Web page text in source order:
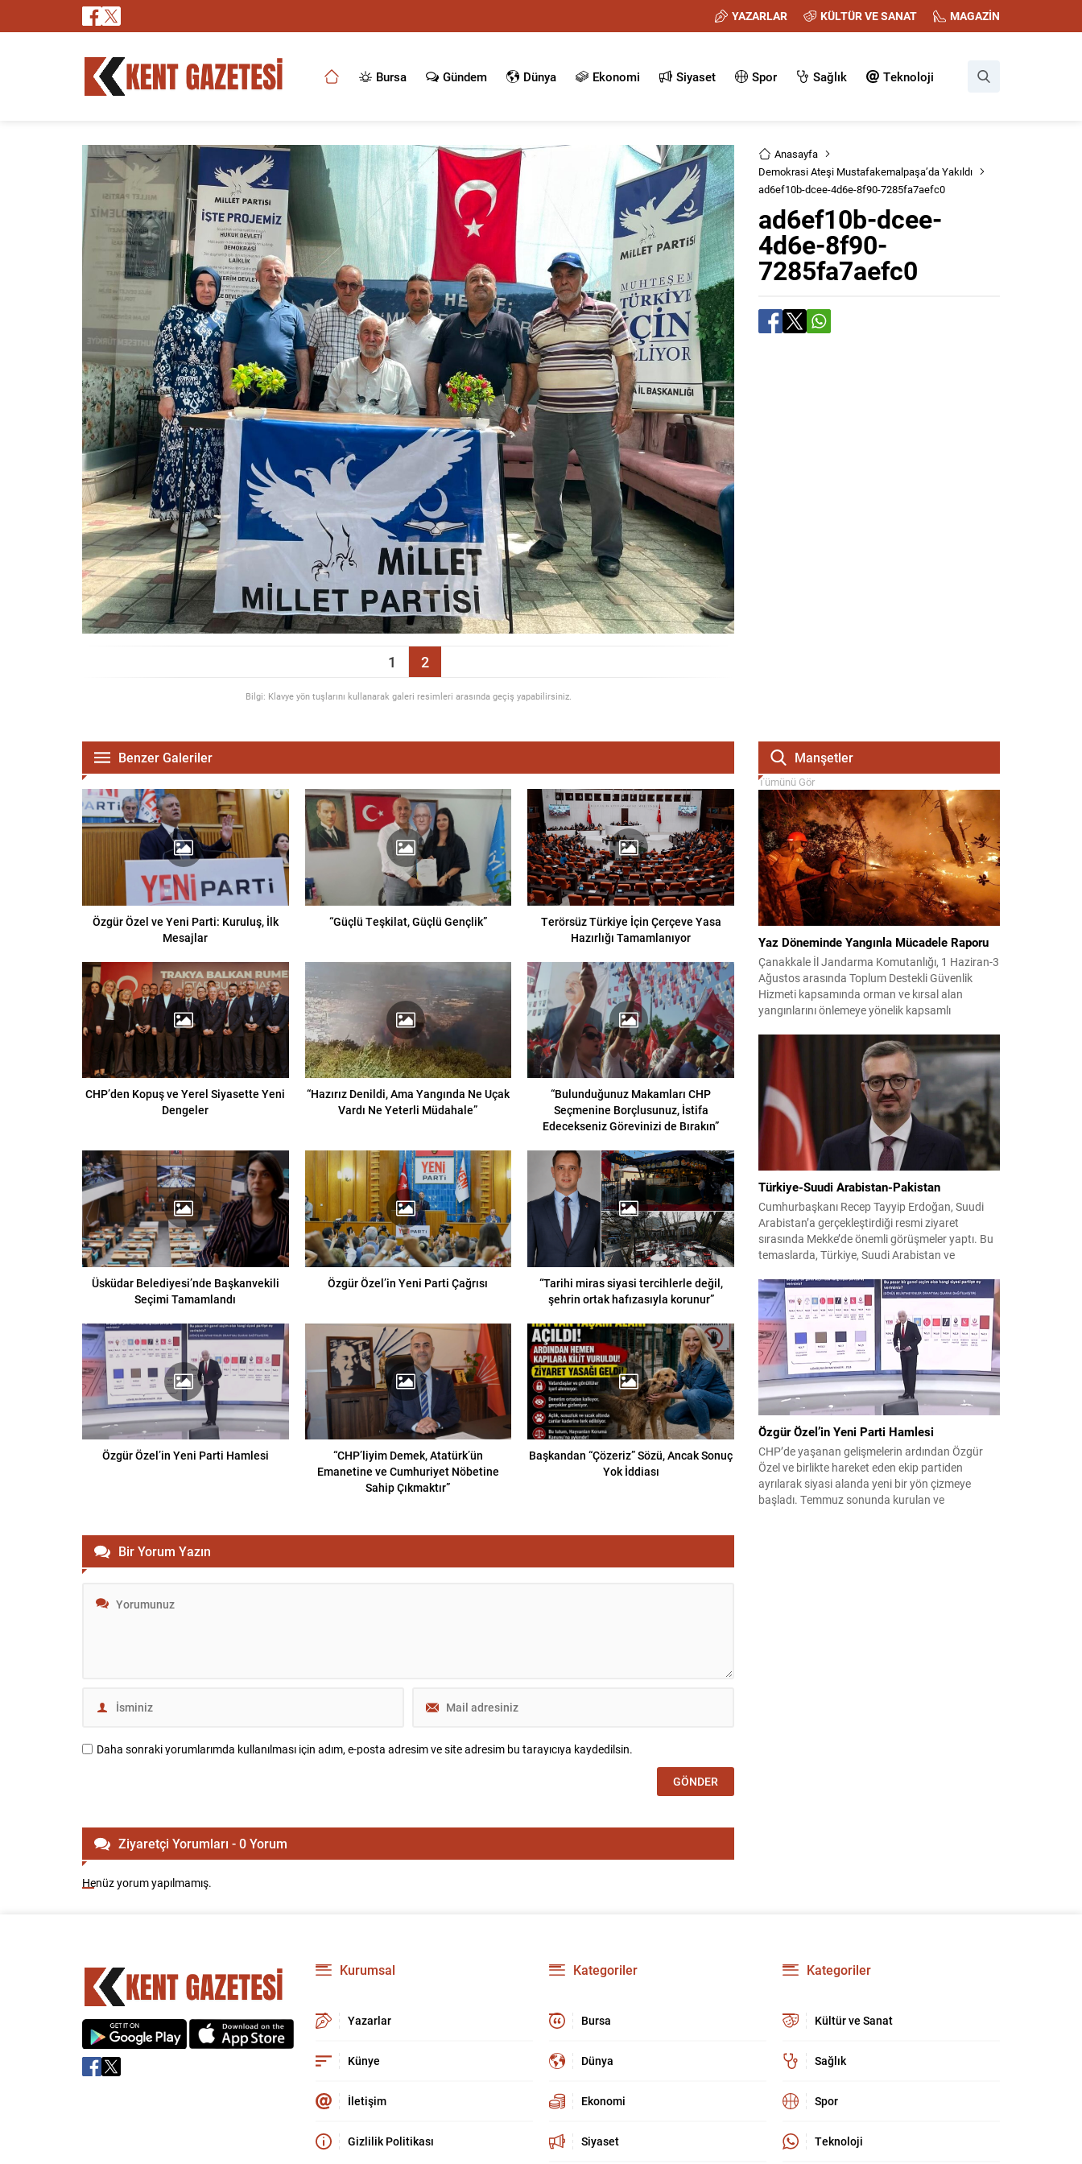
YAZARLAR KÜLTÜR VE SANAT MAGAZİN
Bursa Gündem Dünya Ekonomi Siyaset Spor Sağlık Teknoloji
1 2
Bilgi: Klavye yön tuşlarını kullanarak galeri resimleri arasında geçiş yapabilirsiniz.
Anasayfa
Demokrasi Ateşi Mustafakemalpaşa’da Yakıldı
ad6ef10b-dcee-4d6e-8f90-7285fa7aefc0
ad6ef10b-dcee-
4d6e-8f90-
7285fa7aefc0
Benzer Galeriler
Özgür Özel ve Yeni Parti: Kuruluş, İlk
Mesajlar
“Güçlü Teşkilat, Güçlü Gençlik”
Terörsüz Türkiye İçin Çerçeve Yasa
Hazırlığı Tamamlanıyor
CHP’den Kopuş ve Yerel Siyasette Yeni
Dengeler
“Hazırız Denildi, Ama Yangında Ne Uçak
Vardı Ne Yeterli Müdahale”
“Bulunduğunuz Makamları CHP
Seçmenine Borçlusunuz, İstifa
Edecekseniz Görevinizi de Bırakın”
Üsküdar Belediyesi’nde Başkanvekili
Seçimi Tamamlandı
Özgür Özel’in Yeni Parti Çağrısı
“Tarihi miras siyasi tercihlerle değil,
şehrin ortak hafızasıyla korunur”
Özgür Özel’in Yeni Parti Hamlesi
“CHP’liyim Demek, Atatürk’ün
Emanetine ve Cumhuriyet Nöbetine
Sahip Çıkmaktır”
Başkandan “Çözeriz” Sözü, Ancak Sonuç
Yok İddiası
Bir Yorum Yazın
Daha sonraki yorumlarımda kullanılması için adım, e-posta adresim ve site adresim bu tarayıcıya kaydedilsin.
Ziyaretçi Yorumları - 0 Yorum
Henüz yorum yapılmamış.
Manşetler
Tümünü Gör
Yaz Döneminde Yangınla Mücadele Raporu
Çanakkale İl Jandarma Komutanlığı, 1 Haziran-3
Ağustos arasında Toplum Destekli Güvenlik
Hizmeti kapsamında orman ve kırsal alan
yangınlarını önlemeye yönelik kapsamlı
görev yapan 178 tim ve 742 personel, sahada
aktif olarak halkı bilinçlendirdi ve denetim
faaliyetleri gerçekleştirdi. Faaliyetler esnasında
bin 315 biçerdöver ve balya...
Türkiye-Suudi Arabistan-Pakistan
Cumhurbaşkanı Recep Tayyip Erdoğan, Suudi
Arabistan’a gerçekleştirdiği resmi ziyaret
sırasında Mekke’de önemli görüşmeler yaptı. Bu
temaslarda, Türkiye, Suudi Arabistan ve
birliği çerçevesi oluşturuldu. Ziyaretin en somut
çıktısı, üç ülkenin imza attığı Mekke Ortak
Savunma Anlaşması oldu. Anlaşma; ortak
güvenlik yaklaşımıyla bölgesel barış, istikrar...
Özgür Özel’in Yeni Parti Hamlesi
CHP’de yaşanan gelişmelerin ardından Özgür
Özel ve birlikte hareket eden ekip partiden
ayrılarak siyasi alanda yeni bir yön çizmeye
başladı. Temmuz sonunda kurulan ve
Kurumsal
Yazarlar
Künye
İletişim
Gizlilik Politikası
Kategoriler
Bursa
Dünya
Ekonomi
Siyaset
Kategoriler
Kültür ve Sanat
Sağlık
Spor
Teknoloji